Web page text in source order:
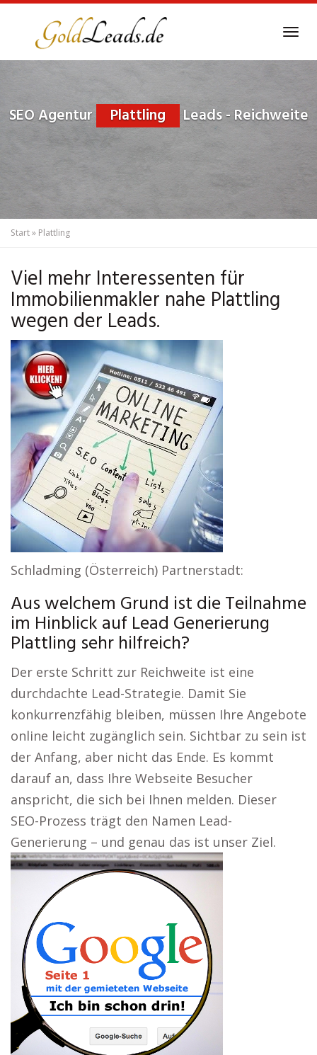
SEO Agentur Plattling Leads - Reichweite
Start» Plattling
Viel mehr Interessenten für
Immobilienmakler nahe Plattling
wegen der Leads.
Schladming (Österreich) Partnerstadt:
Aus welchem Grund ist die Teilnahme
im Hinblick auf Lead Generierung
Plattling sehr hilfreich?
Der erste Schritt zur Reichweite ist eine
durchdachte Lead-Strategie. Damit Sie
konkurrenzfähig bleiben, müssen Ihre Angebote
online leicht zugänglich sein. Sichtbar zu sein ist
der Anfang, aber nicht das Ende. Es kommt
darauf an, dass Ihre Webseite Besucher
anspricht, die sich bei Ihnen melden. Dieser
SEO-Prozess trägt den Namen Lead-
Generierung – und genau das ist unser Ziel.